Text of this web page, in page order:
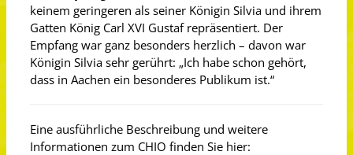
keinem geringeren als seiner Königin Silvia und ihrem
Gatten König Carl XVI Gustaf repräsentiert. Der
Empfang war ganz besonders herzlich – davon war
Königin Silvia sehr gerührt: „Ich habe schon gehört,
dass in Aachen ein besonderes Publikum ist.“
Eine ausführliche Beschreibung und weitere
Informationen zum CHIO finden Sie hier: